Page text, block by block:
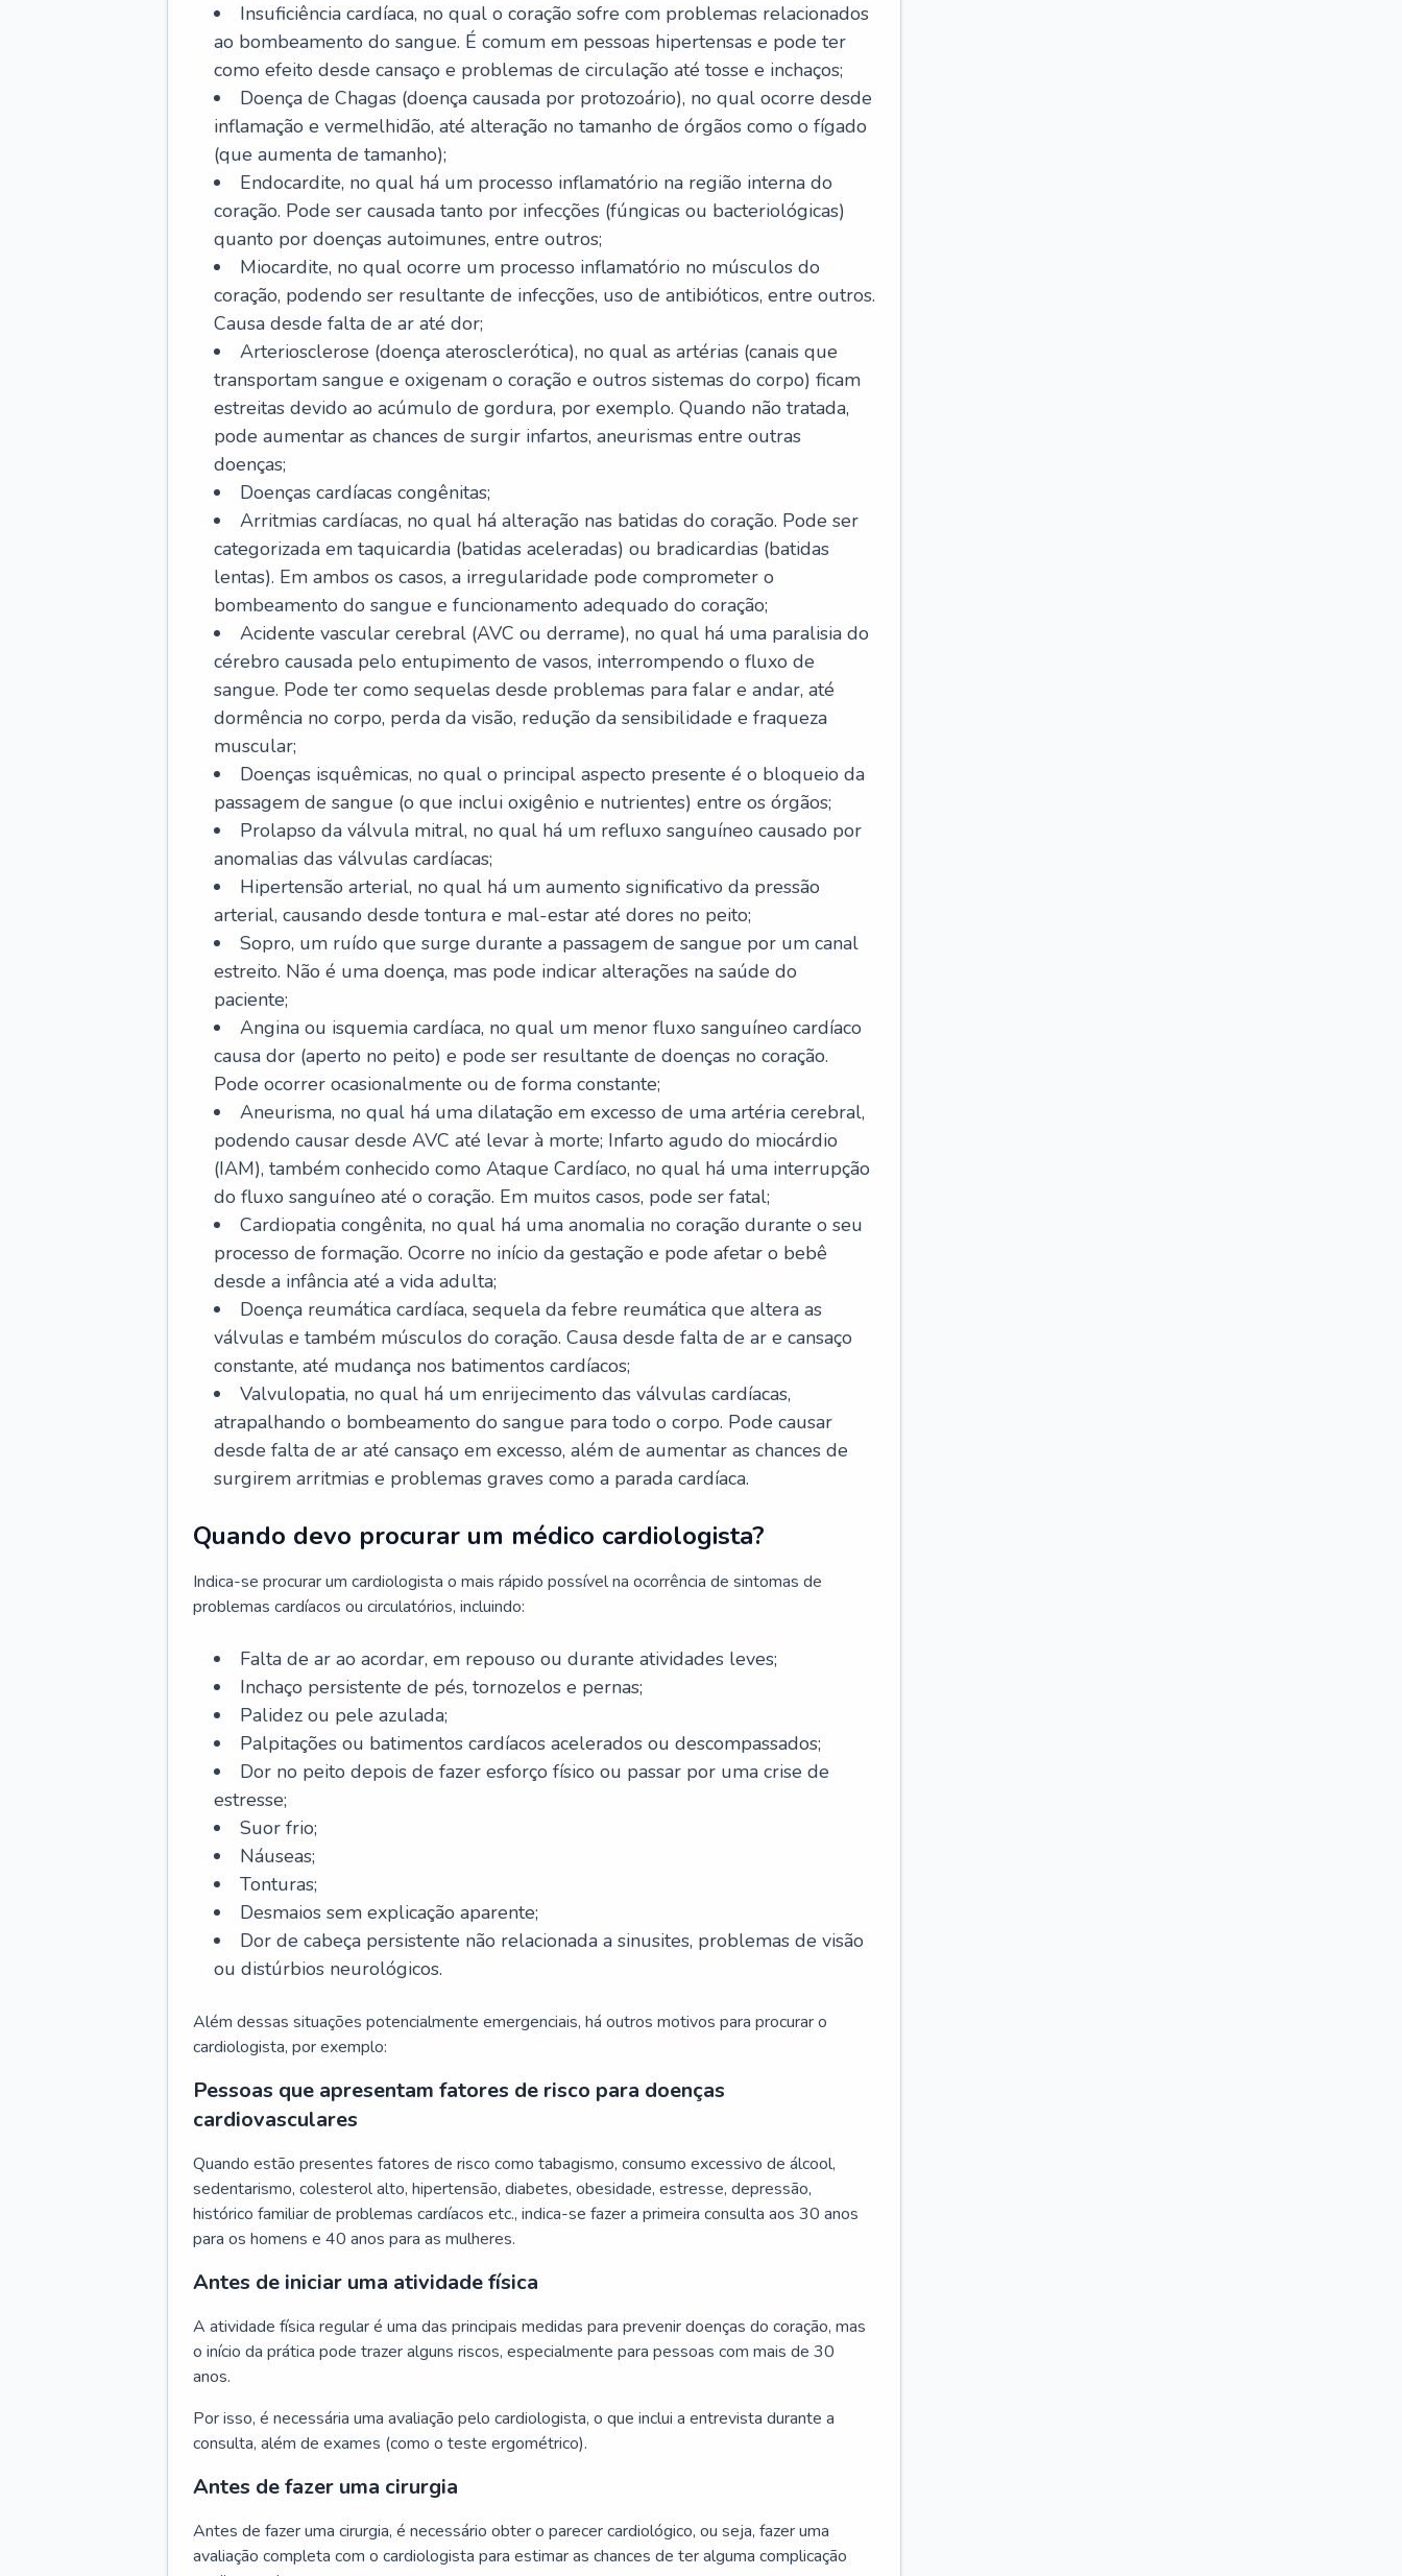
Insuficiência cardíaca, no qual o coração sofre com problemas relacionados
ao bombeamento do sangue. É comum em pessoas hipertensas e pode ter
como efeito desde cansaço e problemas de circulação até tosse e inchaços;
Doença de Chagas (doença causada por protozoário), no qual ocorre desde
inflamação e vermelhidão, até alteração no tamanho de órgãos como o fígado
(que aumenta de tamanho);
Endocardite, no qual há um processo inflamatório na região interna do
coração. Pode ser causada tanto por infecções (fúngicas ou bacteriológicas)
quanto por doenças autoimunes, entre outros;
Miocardite, no qual ocorre um processo inflamatório no músculos do
coração, podendo ser resultante de infecções, uso de antibióticos, entre outros.
Causa desde falta de ar até dor;
Arteriosclerose (doença aterosclerótica), no qual as artérias (canais que
transportam sangue e oxigenam o coração e outros sistemas do corpo) ficam
estreitas devido ao acúmulo de gordura, por exemplo. Quando não tratada,
pode aumentar as chances de surgir infartos, aneurismas entre outras
doenças;
Doenças cardíacas congênitas;
Arritmias cardíacas, no qual há alteração nas batidas do coração. Pode ser
categorizada em taquicardia (batidas aceleradas) ou bradicardias (batidas
lentas). Em ambos os casos, a irregularidade pode comprometer o
bombeamento do sangue e funcionamento adequado do coração;
Acidente vascular cerebral (AVC ou derrame), no qual há uma paralisia do
cérebro causada pelo entupimento de vasos, interrompendo o fluxo de
sangue. Pode ter como sequelas desde problemas para falar e andar, até
dormência no corpo, perda da visão, redução da sensibilidade e fraqueza
muscular;
Doenças isquêmicas, no qual o principal aspecto presente é o bloqueio da
passagem de sangue (o que inclui oxigênio e nutrientes) entre os órgãos;
Prolapso da válvula mitral, no qual há um refluxo sanguíneo causado por
anomalias das válvulas cardíacas;
Hipertensão arterial, no qual há um aumento significativo da pressão
arterial, causando desde tontura e mal-estar até dores no peito;
Sopro, um ruído que surge durante a passagem de sangue por um canal
estreito. Não é uma doença, mas pode indicar alterações na saúde do
paciente;
Angina ou isquemia cardíaca, no qual um menor fluxo sanguíneo cardíaco
causa dor (aperto no peito) e pode ser resultante de doenças no coração.
Pode ocorrer ocasionalmente ou de forma constante;
Aneurisma, no qual há uma dilatação em excesso de uma artéria cerebral,
podendo causar desde AVC até levar à morte; Infarto agudo do miocárdio
(IAM), também conhecido como Ataque Cardíaco, no qual há uma interrupção
do fluxo sanguíneo até o coração. Em muitos casos, pode ser fatal;
Cardiopatia congênita, no qual há uma anomalia no coração durante o seu
processo de formação. Ocorre no início da gestação e pode afetar o bebê
desde a infância até a vida adulta;
Doença reumática cardíaca, sequela da febre reumática que altera as
válvulas e também músculos do coração. Causa desde falta de ar e cansaço
constante, até mudança nos batimentos cardíacos;
Valvulopatia, no qual há um enrijecimento das válvulas cardíacas,
atrapalhando o bombeamento do sangue para todo o corpo. Pode causar
desde falta de ar até cansaço em excesso, além de aumentar as chances de
surgirem arritmias e problemas graves como a parada cardíaca.
Quando devo procurar um médico cardiologista?
Indica-se procurar um cardiologista o mais rápido possível na ocorrência de sintomas de
problemas cardíacos ou circulatórios, incluindo:
Falta de ar ao acordar, em repouso ou durante atividades leves;
Inchaço persistente de pés, tornozelos e pernas;
Palidez ou pele azulada;
Palpitações ou batimentos cardíacos acelerados ou descompassados;
Dor no peito depois de fazer esforço físico ou passar por uma crise de
estresse;
Suor frio;
Náuseas;
Tonturas;
Desmaios sem explicação aparente;
Dor de cabeça persistente não relacionada a sinusites, problemas de visão
ou distúrbios neurológicos.
Além dessas situações potencialmente emergenciais, há outros motivos para procurar o
cardiologista, por exemplo:
Pessoas que apresentam fatores de risco para doenças
cardiovasculares
Quando estão presentes fatores de risco como tabagismo, consumo excessivo de álcool,
sedentarismo, colesterol alto, hipertensão, diabetes, obesidade, estresse, depressão,
histórico familiar de problemas cardíacos etc., indica-se fazer a primeira consulta aos 30 anos
para os homens e 40 anos para as mulheres.
Antes de iniciar uma atividade física
A atividade física regular é uma das principais medidas para prevenir doenças do coração, mas
o início da prática pode trazer alguns riscos, especialmente para pessoas com mais de 30
anos.
Por isso, é necessária uma avaliação pelo cardiologista, o que inclui a entrevista durante a
consulta, além de exames (como o teste ergométrico).
Antes de fazer uma cirurgia
Antes de fazer uma cirurgia, é necessário obter o parecer cardiológico, ou seja, fazer uma
avaliação completa com o cardiologista para estimar as chances de ter alguma complicação